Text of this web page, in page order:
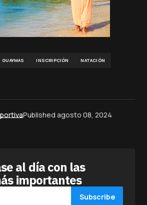
GUAYMAS INSCRIPCIÓN NATACIÓN
Published agosto 08, 2024
al día con las
importantes
Subscribe